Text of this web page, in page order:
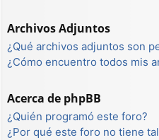
Archivos Adjuntos
¿Qué archivos adjuntos son
¿Cómo encuentro todos mis
Acerca de phpBB
¿Quién programó este foro?
¿Por qué este foro no tiene